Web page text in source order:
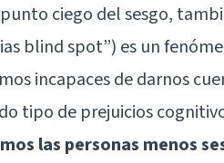
ciego del sesgo,
blind spot”) es un
incapaces de darnos
tipo de prejuicios
las personas menos